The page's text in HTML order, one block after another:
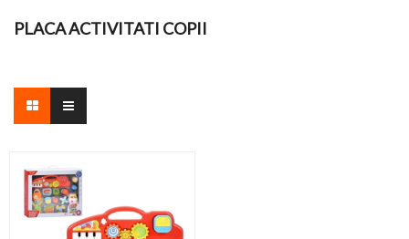
PLACA ACTIVITATI COPII